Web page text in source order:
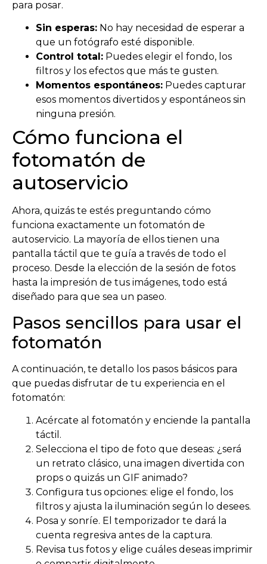
para posar.
Sin esperas: No hay necesidad de esperar a
que un fotógrafo esté disponible.
Control total: Puedes elegir el fondo, los
filtros y los efectos que más te gusten.
Momentos espontáneos: Puedes capturar
esos momentos divertidos y espontáneos sin
ninguna presión.
Cómo funciona el
fotomatón de
autoservicio
Ahora, quizás te estés preguntando cómo
funciona exactamente un fotomatón de
autoservicio. La mayoría de ellos tienen una
pantalla táctil que te guía a través de todo el
proceso. Desde la elección de la sesión de fotos
hasta la impresión de tus imágenes, todo está
diseñado para que sea un paseo.
Pasos sencillos para usar el
fotomatón
A continuación, te detallo los pasos básicos para
que puedas disfrutar de tu experiencia en el
fotomatón:
Acércate al fotomatón y enciende la pantalla
táctil.
Selecciona el tipo de foto que deseas: ¿será
un retrato clásico, una imagen divertida con
props o quizás un GIF animado?
Configura tus opciones: elige el fondo, los
filtros y ajusta la iluminación según lo desees.
Posa y sonríe. El temporizador te dará la
cuenta regresiva antes de la captura.
Revisa tus fotos y elige cuáles deseas imprimir